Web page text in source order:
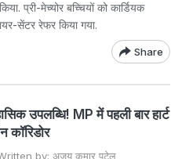
प्री-मेच्योर बच्चियों को कार्डियक
सेंटर रेफर किया गया.
Share
उपलब्धि! MP में पहली बार हार्ट
कॉरिडोर
by: अजय कुमार पटेल